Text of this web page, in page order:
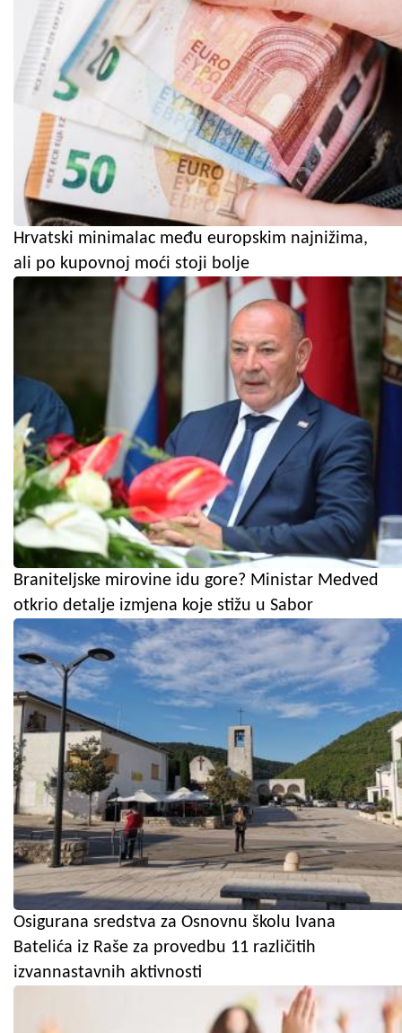
Hrvatski minimalac među europskim najnižima,
ali po kupovnoj moći stoji bolje
Braniteljske mirovine idu gore? Ministar Medved
otkrio detalje izmjena koje stižu u Sabor
Osigurana sredstva za Osnovnu školu Ivana
Batelića iz Raše za provedbu 11 različitih
izvannastavnih aktivnosti